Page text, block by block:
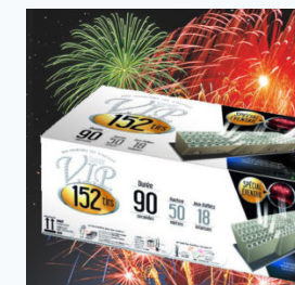
EN
LIGNE
EN
S’AMUSANT
?